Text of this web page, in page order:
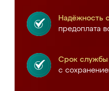
Надёжность
предоплата
Срок службы
с